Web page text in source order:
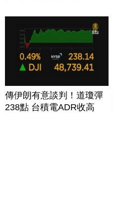
傳伊朗有意談判！道瓊彈
238點 台積電ADR收高